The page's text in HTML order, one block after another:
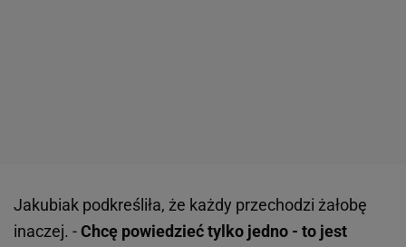
Jakubiak podkreśliła, że każdy przechodzi żałobę
inaczej. -Chcę powiedzieć tylko jedno - to jest